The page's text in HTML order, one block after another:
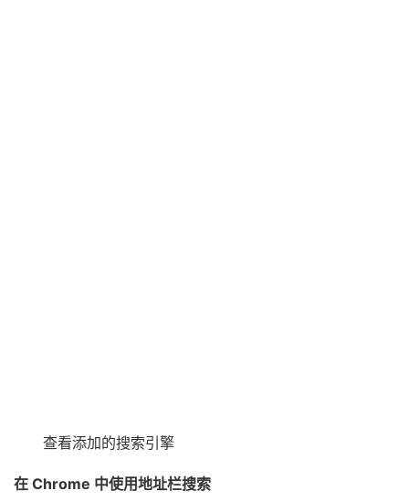
查看添加的搜索引擎
在 Chrome 中使用地址栏搜索